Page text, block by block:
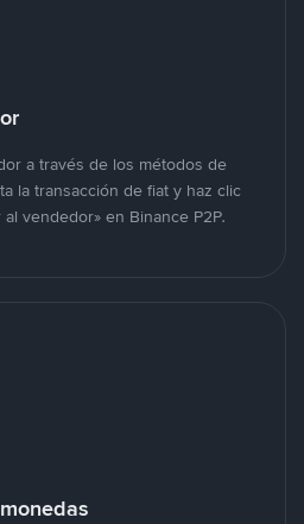
a través de los métodos de
la transacción de fiat y haz clic
vendedor» en Binance P2P.